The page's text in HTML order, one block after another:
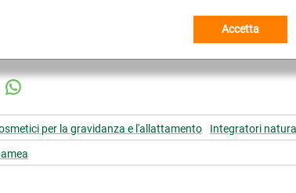
Accetta
CLIENTI
99.7% di
per la gravidanza e l'allattamento Integratori